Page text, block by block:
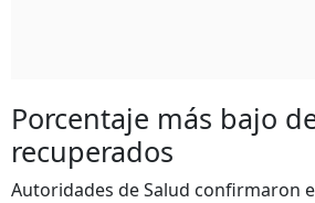
Porcentaje más bajo
recuperados
Autoridades de Salud confirmaron